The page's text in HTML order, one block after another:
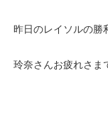
昨日のレイソルの勝
玲奈さんお疲れさま